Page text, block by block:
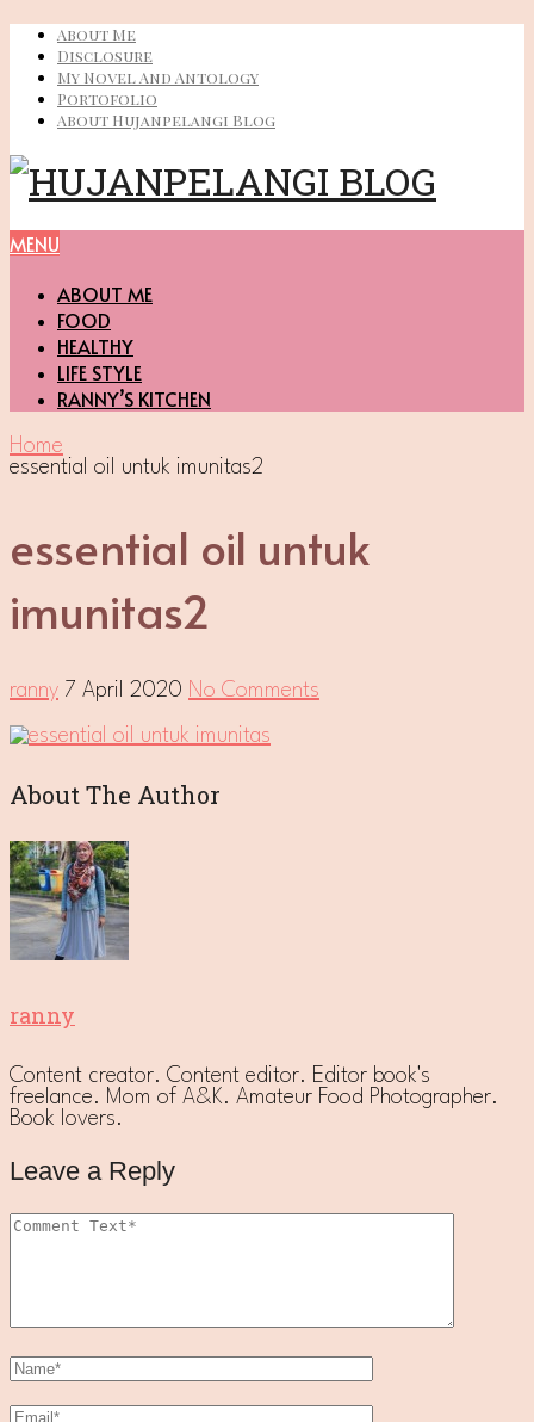
About Me
Disclosure
My Novel And Antology
Portofolio
About Hujanpelangi Blog
MENU
ABOUT ME
FOOD
HEALTHY
LIFE STYLE
RANNY’S KITCHEN
Home
essential oil untuk imunitas2
essential oil untuk
imunitas2
ranny 7 April 2020 No Comments
About The Author
ranny
Content creator. Content editor. Editor book's
freelance. Mom of A&K. Amateur Food Photographer.
Book lovers.
Leave a Reply